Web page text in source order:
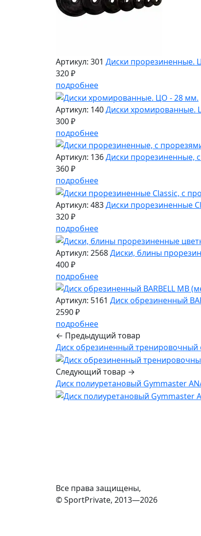
Артикул: 301 Диски прорезиненные.
320 ₽
подробнее
Артикул: 140Диски хромированные.
300 ₽
подробнее
Артикул: 136Диски прорезиненные,
360 ₽
подробнее
Артикул: 483Диски прорезиненные
320 ₽
подробнее
Артикул: 2568Диски, блины
400 ₽
подробнее
Артикул: 5161 Диск обрезиненный
2590 ₽
подробнее
← Предыдущий товар
Диск обрезиненный тренировочный
Следующий товар →
Диск полиуретановый Gymmaster
Все права защищены,
© SportPrivate, 2013—2026